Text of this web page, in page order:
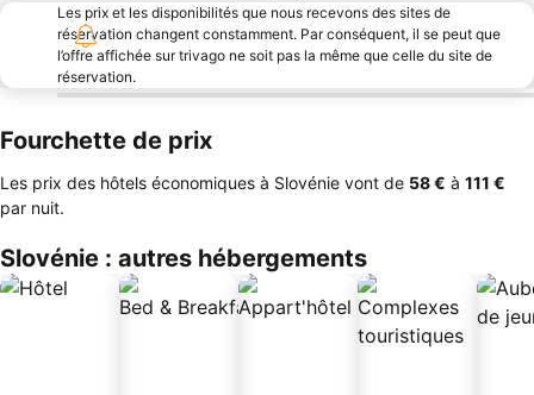
Les prix et les disponibilités que nous recevons des sites de
réservation changent constamment. Par conséquent, il se peut que
l’offre affichée sur trivago ne soit pas la même que celle du site de
réservation.
Fourchette de prix
Les prix des hôtels économiques à Slovénie vont de ‎58 € à ‎111 €
par nuit.
Slovénie : autres hébergements